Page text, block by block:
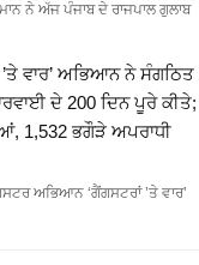
ਨੇ ਅੱਜ ਪੰਜਾਬ ਦੇ ਰਾਜਪਾਲ ਗੁਲਾਬ
ਵਾਰ’ ਅਭਿਆਨ ਨੇ ਸੰਗਠਿਤ
ਦੇ 200 ਦਿਨ ਪੂਰੇ ਕੀਤੇ;
1,532 ਭਗੌੜੇ ਅਪਰਾਧੀ
ਅਭਿਆਨ ‘ਗੈਂਗਸਟਰਾਂ ’ਤੇ ਵਾਰ’